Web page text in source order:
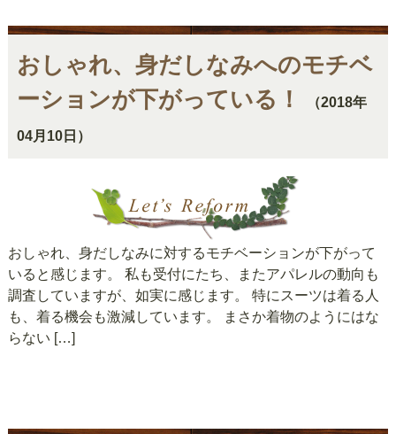
おしゃれ、身だしなみへのモチベ
ーションが下がっている！
（2018年
04月10日）
おしゃれ、身だしなみに対するモチベーションが下がって
いると感じます。 私も受付にたち、またアパレルの動向も
調査していますが、如実に感じます。 特にスーツは着る人
も、着る機会も激減しています。 まさか着物のようにはな
らない […]